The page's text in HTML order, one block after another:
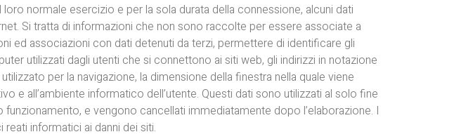
normale esercizio e per la sola durata della connessione, alcuni dati
Si tratta di informazioni che non sono raccolte per essere associate a
ed associazioni con dati detenuti da terzi, permettere di identificare gli
utilizzati dagli utenti che si connettono ai siti web, gli indirizzi in notazione
per la navigazione, la dimensione della finestra nella quale viene
e all’ambiente informatico dell’utente. Questi dati sono utilizzati al solo fine
e vengono cancellati immediatamente dopo l’elaborazione. I
informatici ai danni dei siti.